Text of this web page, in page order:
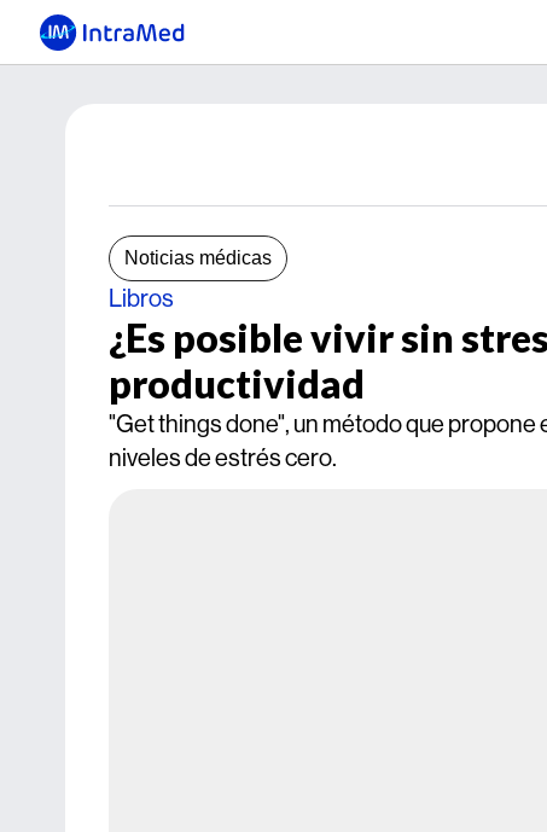
Noticias médicas
Libros
¿Es posible vivir sin
productividad
"Get things done", un método que
niveles de estrés cero.